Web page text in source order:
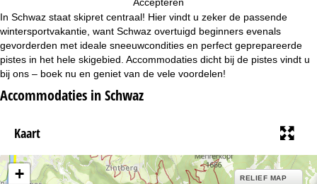
r
t
p
a
g
i
In Schwaz staat skipret centraal! Hier vindt u zeker de passende
wintersportvakantie, want Schwaz overtuigd beginners evenals
gevorderden met ideale sneeuwcondities en perfect geprepareerde
pistes in het hele skigebied. Accommodaties dicht bij de pistes vindt u
bij ons – boek nu en geniet van de vele voordelen!
Accommodaties in Schwaz
Kaart
+ RELIEF MAP